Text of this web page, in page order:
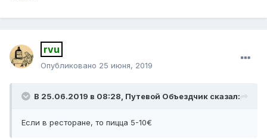
rvu
Опубликовано 25 июня, 2019
В 25.06.2019 в 08:28, Путевой Объездчик сказал:
Если в ресторане, то пицца 5-10€